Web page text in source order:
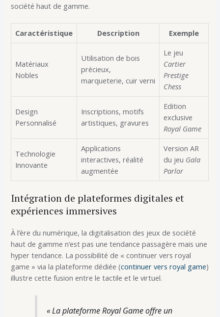
société haut de gamme.
Caractéristique Description Exemple
Matériaux
Nobles
Utilisation de bois
précieux,
marqueterie, cuir verni
Le jeu
Cartier
Prestige
Chess
Design
Personnalisé
Inscriptions, motifs
artistiques, gravures
Edition
exclusive
Royal Game
Technologie
Innovante
Applications
interactives, réalité
augmentée
Version AR
du jeu Gala
Parlor
Intégration de plateformes digitales et
expériences immersives
À l’ère du numérique, la digitalisation des jeux de société
haut de gamme n’est pas une tendance passagère mais une
hyper tendance. La possibilité de « continuer vers royal
game » via la plateforme dédiée (continuer vers royal game)
illustre cette fusion entre le tactile et le virtuel.
« La plateformeRoyal Gameoffre un